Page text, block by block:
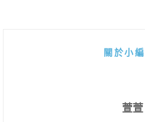
關於小
萱萱